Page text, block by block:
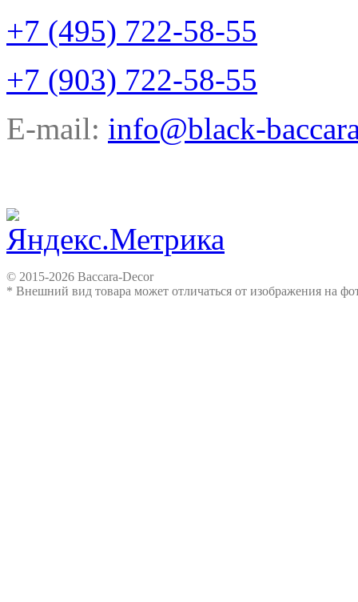
+7 (495) 722-58-55
+7 (903) 722-58-55
E-mail: info@black-
© 2015-2026 Baccara-Decor
* Внешний вид товара может отличаться от изображения на